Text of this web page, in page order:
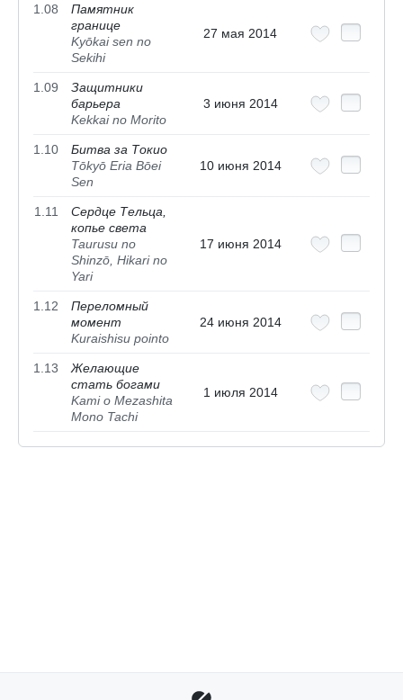
1.08
Памятник
границе
Kyōkai sen no
Sekihi
27 мая 2014
1.09
Защитники
барьера
Kekkai no Morito
3 июня 2014
1.10
Битва за Токио
Tōkyō Eria Bōei
Sen
10 июня 2014
1.11
Сердце Тельца,
копье света
Taurusu no
Shinzō, Hikari no
Yari
17 июня 2014
1.12
Переломный
момент
Kuraishisu pointo
24 июня 2014
1.13
Желающие
стать богами
Kami o Mezashita
Mono Tachi
1 июля 2014